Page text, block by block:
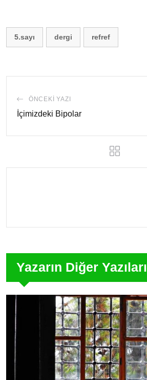
5.sayı dergi refref
ÖNCEKI YAZI
İçimizdeki Bipolar
Yazarın Diğer Yazıları